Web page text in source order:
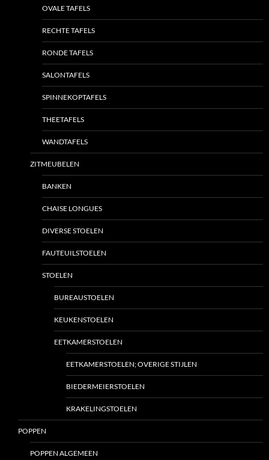
OVALE TAFELS
RECHTE TAFELS
RONDE TAFELS
SALONTAFELS
SPINNEKOPTAFELS
THEETAFELS
WANDTAFELS
ZITMEUBELEN
BANKEN
CHAISE LONGUES
DIVERSE STOELEN
FAUTEUILSTOELEN
STOELEN
BUREAUSTOELEN
KEUKENSTOELEN
EETKAMERSTOELEN
EETKAMERSTOELEN; OVERIGE STIJLEN
BIEDERMEIERSTOELEN
KRAKELINGSTOELEN
POPPEN
POPPEN ALGEMEEN